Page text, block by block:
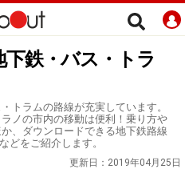
下鉄・バス・トラ
トラムの路線が充実しています。
ノの市内の移動は便利！乗り方や
、ダウンロードできる地下鉄路線
どをご紹介します。
更新日： 2019年04月25日